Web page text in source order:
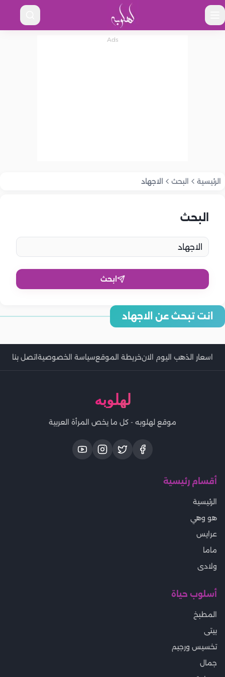
الرئيسية البحث الاجهاد
البحث
ابحث
انت تبحث عن الاجهاد
طرق التغلب على الاجهاد في العمل
اسعار الذهب اليوم الانخريطة الموقعسياسة الخصوصيةاتصل بنا
لهلوبه
موقع لهلوبه - كل ما يخص المرأة العربية
أقسام رئيسية
الرئيسية
هو وهي
عرايس
ماما
ولادى
أسلوب حياة
المطبخ
بيتى
تخسيس ورجيم
جمال